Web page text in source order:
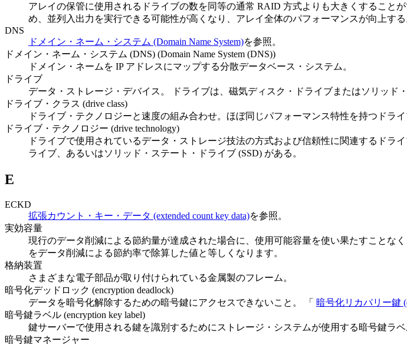
アレイの保管に使用されるドライブの数を同等の通常 RAID 方式よりも大きくすること
め、並列入出力を実行できる可能性が高くなり、アレイ全体のパフォーマンスが向上する
DNS
ドメイン・ネーム・システム (Domain Name System)を参照。
ドメイン・ネーム・システム (DNS) (Domain Name System (DNS))
ドメイン・ネームを IP アドレスにマップする分散データベース・システム。
ドライブ
データ・ストレージ・デバイス。 ドライブは、磁気ディスク・ドライブまたはソリッド
ドライブ・クラス (drive class)
ドライブ・テクノロジーと速度の組み合わせ。ほぼ同じパフォーマンス特性を持つドラ
ドライブ・テクノロジー (drive technology)
ドライブで使用されているデータ・ストレージ技法の方式および信頼性に関連するド
ライブ、あるいはソリッド・ステート・ドライブ (SSD) がある。
E
ECKD
拡張カウント・キー・データ (extended count key data)を参照。
実効容量
現行のデータ削減による節約量が達成された場合に、使用可能容量を使い果たすことな
をデータ削減による節約率で除算した値と等しくなります。
格納装置
さまざまな電子部品が取り付けられている金属製のフレーム。
暗号化デッドロック (encryption deadlock)
データを暗号化解除するための暗号鍵にアクセスできないこと。 「 暗号化リカバリー鍵
暗号鍵ラベル (encryption key label)
鍵サーバーで使用される鍵を識別するためにストレージ・システムが使用する暗号鍵ラベ
暗号鍵マネージャー